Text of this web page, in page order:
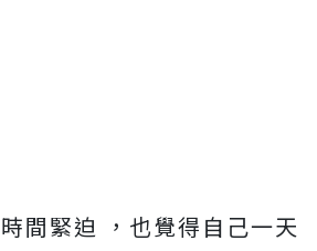
間緊迫 ，也覺得自己一天